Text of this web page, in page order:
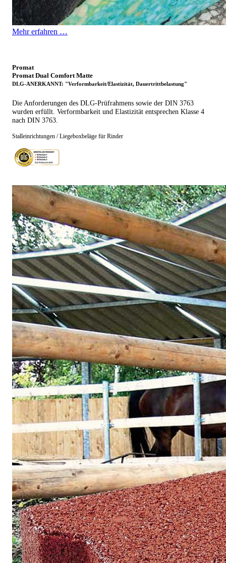
Mehr erfahren …
Promat
Promat Dual Comfort Matte
DLG-ANERKANNT: "Verformbarkeit/Elastizität, Dauertrittbelastung"
Die Anforderungen des DLG-Prüfrahmens sowie der DIN 3763
wurden erfüllt. Verformbarkeit und Elastizität entsprechen Klasse 4
nach DIN 3763.
Stalleinrichtungen / Liegeboxbeläge für Rinder